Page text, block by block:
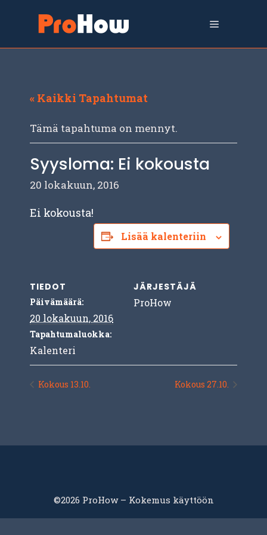
sisältöön
Valikko
« Kaikki Tapahtumat
Tämä tapahtuma on mennyt.
Syysloma: Ei kokousta
20 lokakuun, 2016
Ei kokousta!
Lisää kalenteriin
TIEDOT
Päivämäärä:
20 lokakuun, 2016
Tapahtumaluokka:
Kalenteri
JÄRJESTÄJÄ
ProHow
Kokous 13.10. Kokous 27.10.
©2026 ProHow – Kokemus käyttöön